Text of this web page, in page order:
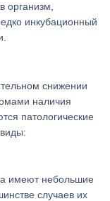
организм,
инкубационный
снижении
наличия
патологические
имеют небольшие
случаев их